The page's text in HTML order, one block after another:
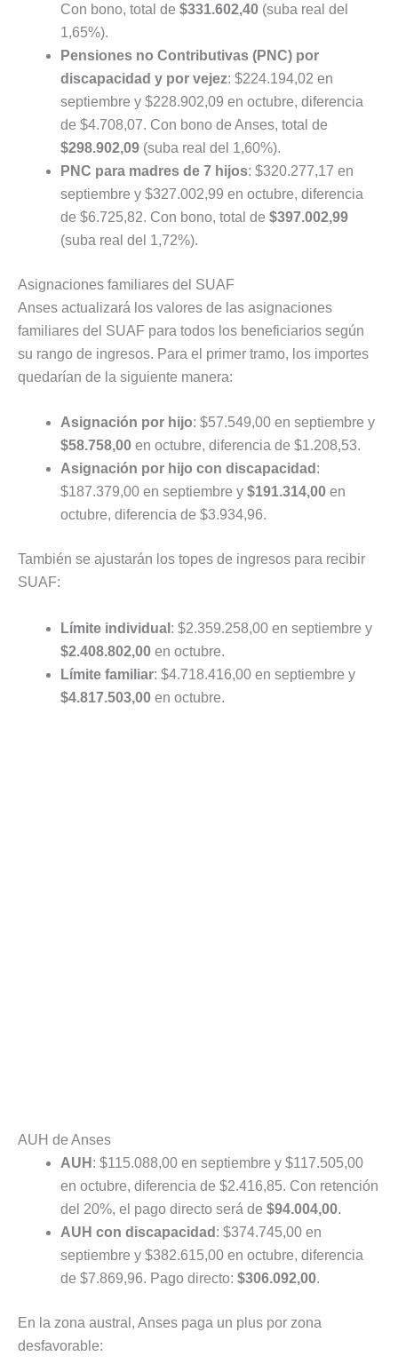
Con bono, total de $331.602,40 (suba real del
1,65%).
Pensiones no Contributivas (PNC) por
discapacidad y por vejez: $224.194,02 en
septiembre y $228.902,09 en octubre, diferencia
de $4.708,07. Con bono de Anses, total de
$298.902,09 (suba real del 1,60%).
PNC para madres de 7 hijos: $320.277,17 en
septiembre y $327.002,99 en octubre, diferencia
de $6.725,82. Con bono, total de $397.002,99
(suba real del 1,72%).
Asignaciones familiares del SUAF
Anses actualizará los valores de las asignaciones
familiares del SUAF para todos los beneficiarios según
su rango de ingresos. Para el primer tramo, los importes
quedarían de la siguiente manera:
Asignación por hijo: $57.549,00 en septiembre y
$58.758,00 en octubre, diferencia de $1.208,53.
Asignación por hijo con discapacidad :
$187.379,00 en septiembre y $191.314,00 en
octubre, diferencia de $3.934,96.
También se ajustarán los topes de ingresos para recibir
SUAF:
Límite individual : $2.359.258,00 en septiembre y
$2.408.802,00 en octubre.
Límite familiar: $4.718.416,00 en septiembre y
$4.817.503,00 en octubre.
AUH de Anses
AUH : $115.088,00 en septiembre y $117.505,00
en octubre, diferencia de $2.416,85. Con retención
del 20%, el pago directo será de $94.004,00.
AUH con discapacidad : $374.745,00 en
septiembre y $382.615,00 en octubre, diferencia
de $7.869,96. Pago directo: $306.092,00.
En la zona austral, Anses paga un plus por zona
desfavorable: